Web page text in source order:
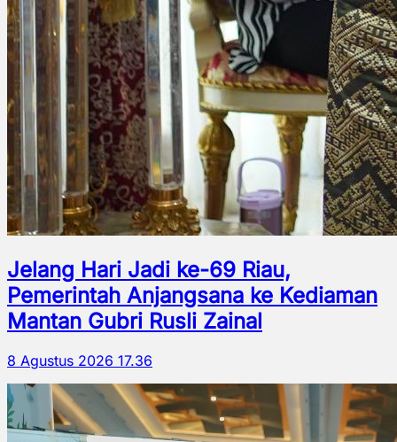
Jelang Hari Jadi ke-69 Riau,
Pemerintah Anjangsana ke Kediaman
Mantan Gubri Rusli Zainal
8 Agustus 2026 17.36